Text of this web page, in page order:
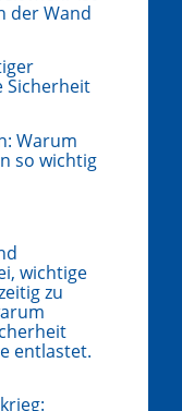
der Wand
Sicherheit
Warum
so wichtig
wichtige
zu
entlastet.